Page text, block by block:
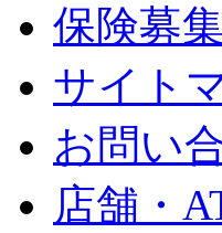
保険募
サイト
お問い
店舗・